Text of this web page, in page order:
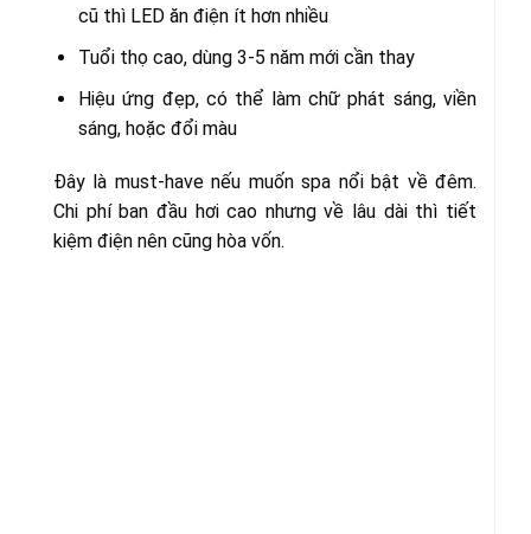
cũ thì LED ăn điện ít hơn nhiều
Tuổi thọ cao, dùng 3-5 năm mới cần thay
Hiệu ứng đẹp, có thể làm chữ phát sáng, viền
sáng, hoặc đổi màu
Đây là must-have nếu muốn spa nổi bật về đêm.
Chi phí ban đầu hơi cao nhưng về lâu dài thì tiết
kiệm điện nên cũng hòa vốn.